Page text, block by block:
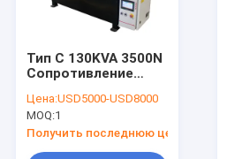
Тип C 130KVA 3500N
Сопротивление
сварки на месте
Цена:USD5000-USD8000
MOQ:1
Получить последнюю цену